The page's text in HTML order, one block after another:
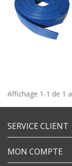
Affichage 1-1 de 1
SERVICE CLIENT
MON COMPTE